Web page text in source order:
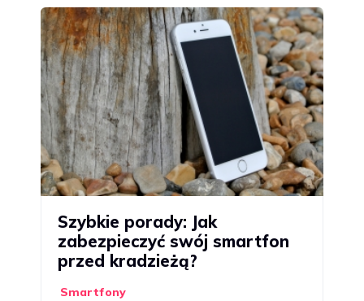
Szybkie porady: Jak
zabezpieczyć swój smartfon
przed kradzieżą?
Smartfony